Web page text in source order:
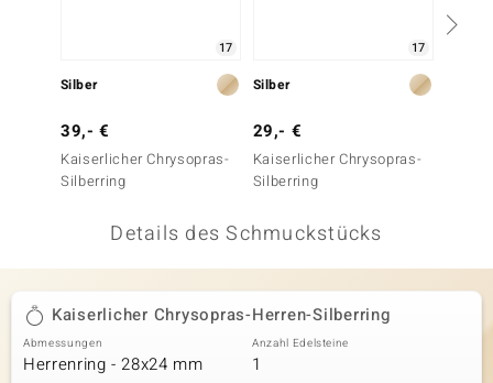
17
Silber
39,- €
Kaiserlicher Chrysopras-
Silberring
17
Silber
29,- €
Kaiserlicher Chrysopras-
Silberring
Details des Schmuckstücks
Kaiserlicher Chrysopras-Herren-Silberring
Abmessungen
Herrenring - 28x24 mm
Anzahl Edelsteine
1